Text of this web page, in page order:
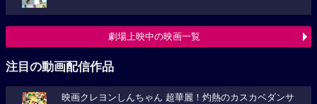
劇場上映中の映画一覧
注目の動画配信作品
映画クレヨンしんちゃん 超華麗！灼熱のカスカベダンサ